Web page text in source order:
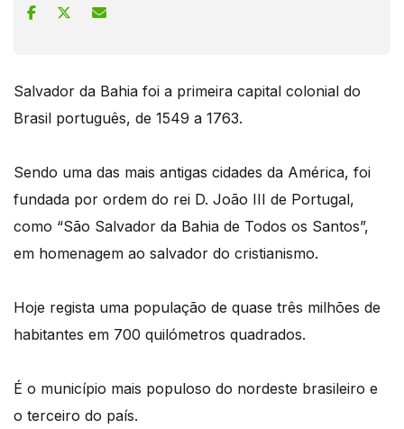
Salvador da Bahia foi a primeira capital colonial do
Brasil português, de 1549 a 1763.
Sendo uma das mais antigas cidades da América, foi
fundada por ordem do rei D. João III de Portugal,
como “São Salvador da Bahia de Todos os Santos”,
em homenagem ao salvador do cristianismo.
Hoje regista uma população de quase três milhões de
habitantes em 700 quilómetros quadrados.
É o município mais populoso do nordeste brasileiro e
o terceiro do país.